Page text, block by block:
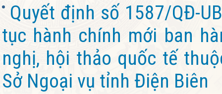
Quyết định số 1587/QĐ-
tục hành chính mới ban
nghị, hội thảo quốc tế
Sở Ngoại vụ tỉnh Điện Biên